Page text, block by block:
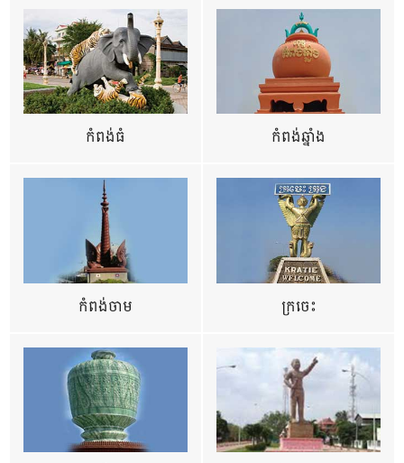
កំពង់ធំ កំពង់ឆ្នាំង
កំពង់ចាម ក្រចេះ